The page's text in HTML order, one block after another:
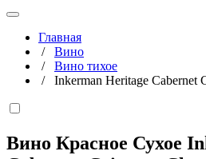
Главная
/ Вино
/ Вино тихое
/ Inkerman Heritage Cabernet
Вино Красное Сухое